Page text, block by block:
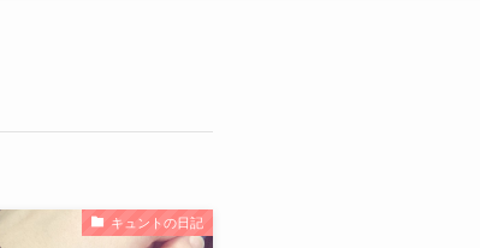
キュントの日記